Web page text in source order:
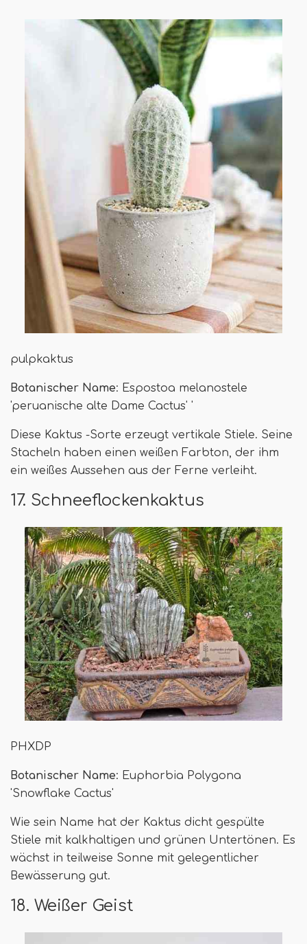
pulpkaktus
Botanischer Name: Espostoa melanostele
'peruanische alte Dame Cactus' '
Diese Kaktus -Sorte erzeugt vertikale Stiele. Seine
Stacheln haben einen weißen Farbton, der ihm
ein weißes Aussehen aus der Ferne verleiht.
17. Schneeflockenkaktus
PHXDP
Botanischer Name: Euphorbia Polygona
'Snowflake Cactus'
Wie sein Name hat der Kaktus dicht gespülte
Stiele mit kalkhaltigen und grünen Untertönen. Es
wächst in teilweise Sonne mit gelegentlicher
Bewässerung gut.
18. Weißer Geist